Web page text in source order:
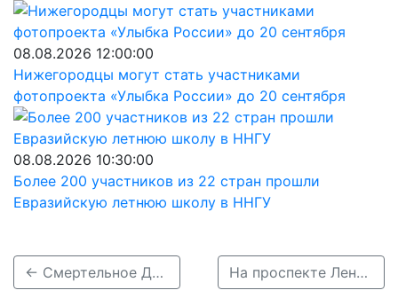
08.08.2026 12:00:00
Нижегородцы могут стать участниками
фотопроекта «Улыбка России» до 20 сентября
08.08.2026 10:30:00
Более 200 участников из 22 стран прошли
Евразийскую летнюю школу в ННГУ
← Смертельное ДТП на Карла Маркса: пешеход погиб под колесами фуры На проспекте Ленина такси Evolute спровоцировало тройное ДТП →